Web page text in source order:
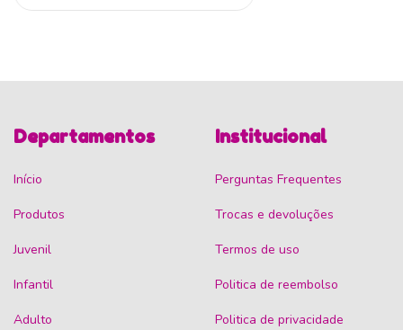
Departamentos
Início
Produtos
Juvenil
Infantil
Adulto
Institucional
Perguntas Frequentes
Trocas e devoluções
Termos de uso
Politica de reembolso
Politica de privacidade